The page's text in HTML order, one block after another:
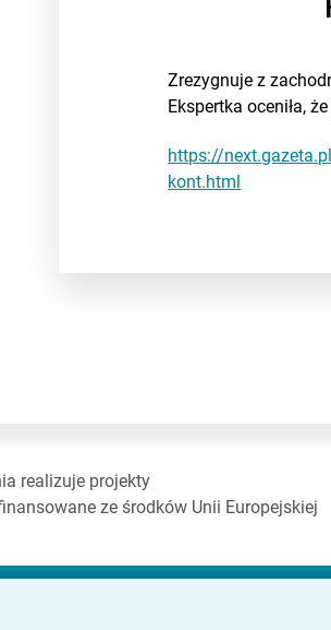
Zrezygnuje z
Ekspertka oceniła,
https://
kont.html
realizuje projekty
ze środków Unii Europejskiej